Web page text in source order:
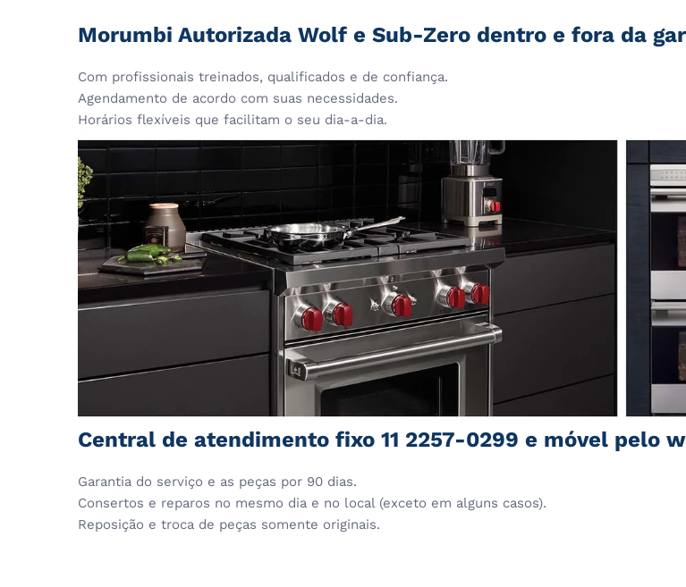
Morumbi Autorizada Wolf e Sub-Zero dentro e fora da
Com profissionais treinados, qualificados e de confiança.
Agendamento de acordo com suas necessidades.
Horários flexíveis que facilitam o seu dia-a-dia.
Central de atendimento fixo 11 2257-0299 e móvel pelo
Garantia do serviço e as peças por 90 dias.
Consertos e reparos no mesmo dia e no local (exceto em alguns casos).
Reposição e troca de peças somente originais.